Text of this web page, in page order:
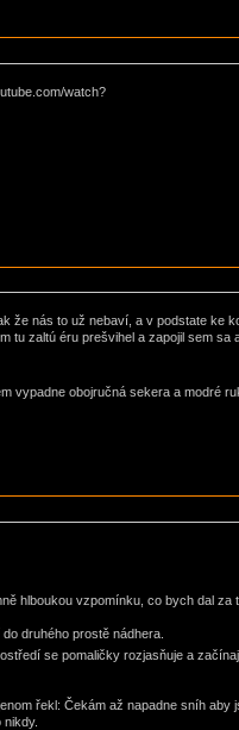
watch?
že nás to už nebaví, a v podstate ke
tu zaltú éru prešvihel a zapojil sem sa
vypadne obojručná sekera a modré
hlboukou vzpomínku, co bych dal
druhého prostě nádhera.
se pomaličky rozjasňuje a
řekl: Čekám až napadne sníh aby